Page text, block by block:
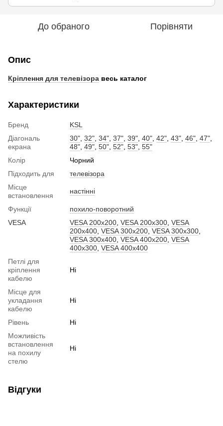
До обраного Порівняти
Опис
Кріплення для телевізора весь каталог
Характеристики
Бренд
KSL
Діагональ
екрана
30" 32" 34" 37" 39" 40" 42" 43" 46" 47"
48" 49" 50" 52" 53" 55"
Колір
Чорний
Підходить для
телевізора
Місце
встановлення
настінні
Функції
похило-поворотний
VESA
VESA 200x200 VESA 200x300 VESA
200x400 VESA 300x200 VESA 300x300
VESA 300x400 VESA 400x200 VESA
400x300 VESA 400x400
Петлі для
кріплення
кабелю
Ні
Місце для
укладання
кабелю
Ні
Рівень
Ні
Можливість
встановлення
на похилу
стелю
Ні
Відгуки